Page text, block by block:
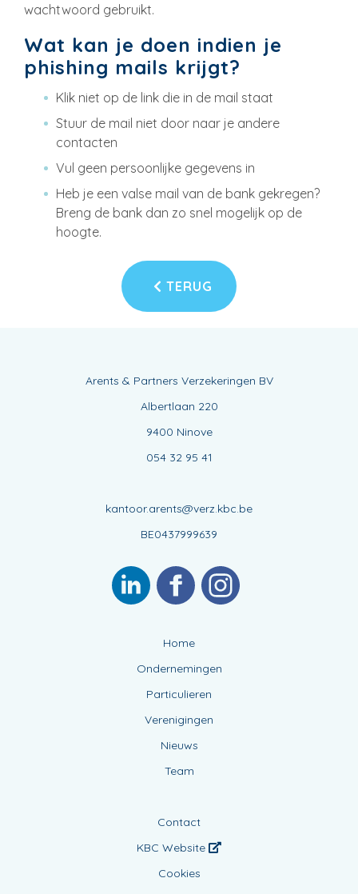
wachtwoord gebruikt.
Wat kan je doen indien je
phishing mails krijgt?
Klik niet op de link die in de mail staat
Stuur de mail niet door naar je andere
contacten
Vul geen persoonlijke gegevens in
Heb je een valse mail van de bank gekregen?
Breng de bank dan zo snel mogelijk op de
hoogte.
TERUG
Arents & Partners Verzekeringen BV
Albertlaan 220
9400 Ninove
054 32 95 41
kantoor.arents@verz.kbc.be
BE0437999639
Home
Ondernemingen
Particulieren
Verenigingen
Nieuws
Team
Contact
KBC Website
Cookies